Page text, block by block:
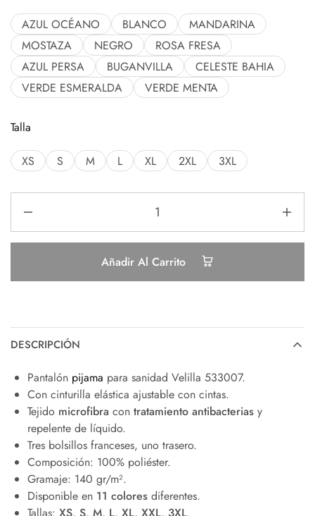
AZUL OCÉANO BLANCO
MANDARINA
MOSTAZA
NEGRO
ROSA FRESA
AZUL PERSA
BUGANVILLA
CELESTE BAHIA
VERDE ESMERALDA
VERDE MENTA
Talla
XS S M L XL 2XL 3XL
Añadir Al Carrito
DESCRIPCIÓN
Pantalón pijama para sanidad Velilla 533007.
Con cinturilla elástica ajustable con cintas.
Tejido microfibra con tratamiento antibacterias y
repelente de líquido.
Tres bolsillos franceses, uno trasero.
Composición: 100% poliéster.
Gramaje: 140 gr/m².
Disponible en 11 colores diferentes.